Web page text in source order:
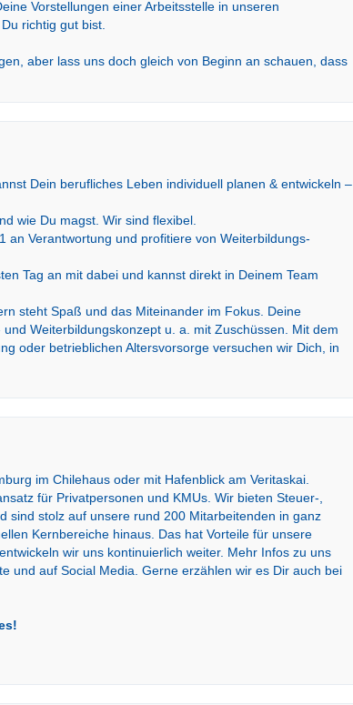
Vorstellungen einer Arbeitsstelle in unseren
richtig gut bist.
aber lass uns doch gleich von Beginn an schauen, dass
Dein berufliches Leben individuell planen & entwickeln –
wie Du magst. Wir sind flexibel.
an Verantwortung und profitiere von Weiterbildungs­
Tag an mit dabei und kannst direkt in Deinem Team
steht Spaß und das Miteinander im Fokus. Deine
Weiterbildungskonzept u. a. mit Zuschüssen. Mit dem
oder betrieblichen Altersvorsorge versuchen wir Dich, in
im Chilehaus oder mit Hafenblick am Veritaskai.
für Privatpersonen und KMUs. Wir bieten Steuer-,
sind stolz auf unsere rund 200 Mitarbeitenden in ganz
Kernbereiche hinaus. Das hat Vorteile für unsere
wir uns kontinuierlich weiter. Mehr Infos zu uns
und auf Social Media. Gerne erzählen wir es Dir auch bei